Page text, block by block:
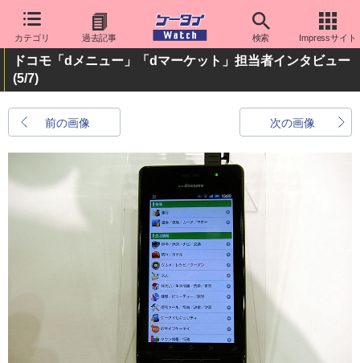
カテゴリ 過去記事 検索 Impressサイト
ドコモ「dメニュー」「dマーケット」担当者インタビュー
(5/7)
前の画像 次の画像